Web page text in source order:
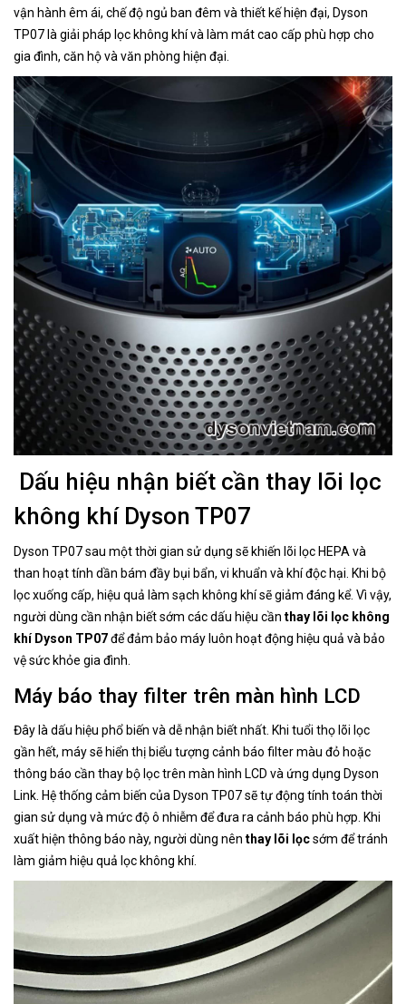
vận hành êm ái, chế độ ngủ ban đêm và thiết kế hiện đại, Dyson
TP07 là giải pháp lọc không khí và làm mát cao cấp phù hợp cho
gia đình, căn hộ và văn phòng hiện đại.
​​​​​​​Dấu hiệu nhận biết cần thay lõi lọc
không khí Dyson TP07
Dyson TP07 sau một thời gian sử dụng sẽ khiến lõi lọc HEPA và
than hoạt tính dần bám đầy bụi bẩn, vi khuẩn và khí độc hại. Khi bộ
lọc xuống cấp, hiệu quả làm sạch không khí sẽ giảm đáng kể. Vì vậy,
người dùng cần nhận biết sớm các dấu hiệu cần thay lõi lọc không
khí Dyson TP07để đảm bảo máy luôn hoạt động hiệu quả và bảo
vệ sức khỏe gia đình.
Máy báo thay filter trên màn hình LCD
Đây là dấu hiệu phổ biến và dễ nhận biết nhất. Khi tuổi thọ lõi lọc
gần hết, máy sẽ hiển thị biểu tượng cảnh báo filter màu đỏ hoặc
thông báo cần thay bộ lọc trên màn hình LCD và ứng dụng Dyson
Link. Hệ thống cảm biến của Dyson TP07 sẽ tự động tính toán thời
gian sử dụng và mức độ ô nhiễm để đưa ra cảnh báo phù hợp. Khi
xuất hiện thông báo này, người dùng nên thay lõi lọcsớm để tránh
làm giảm hiệu quả lọc không khí.